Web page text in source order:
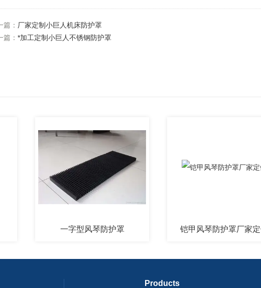
篇： 厂家定制小巨人机床防护罩
篇： *加工定制小巨人不锈钢防护罩
一字型风琴防护罩 铠甲风琴防护罩厂家定做
Products